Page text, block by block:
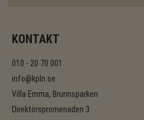
KONTAKT
010 - 20 70 001
info@kpln.se
Villa Emma, Brunnsparken
Direktörspromenaden 3